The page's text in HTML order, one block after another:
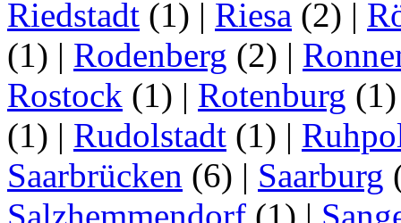
Riedstadt (1) | Riesa (2) |
(1) | Rodenberg (2) |
Rostock (1) | Rotenburg
(1) | Rudolstadt (1) |
Saarbrücken (6) | Saarburg
Salzhemmendorf (1) |